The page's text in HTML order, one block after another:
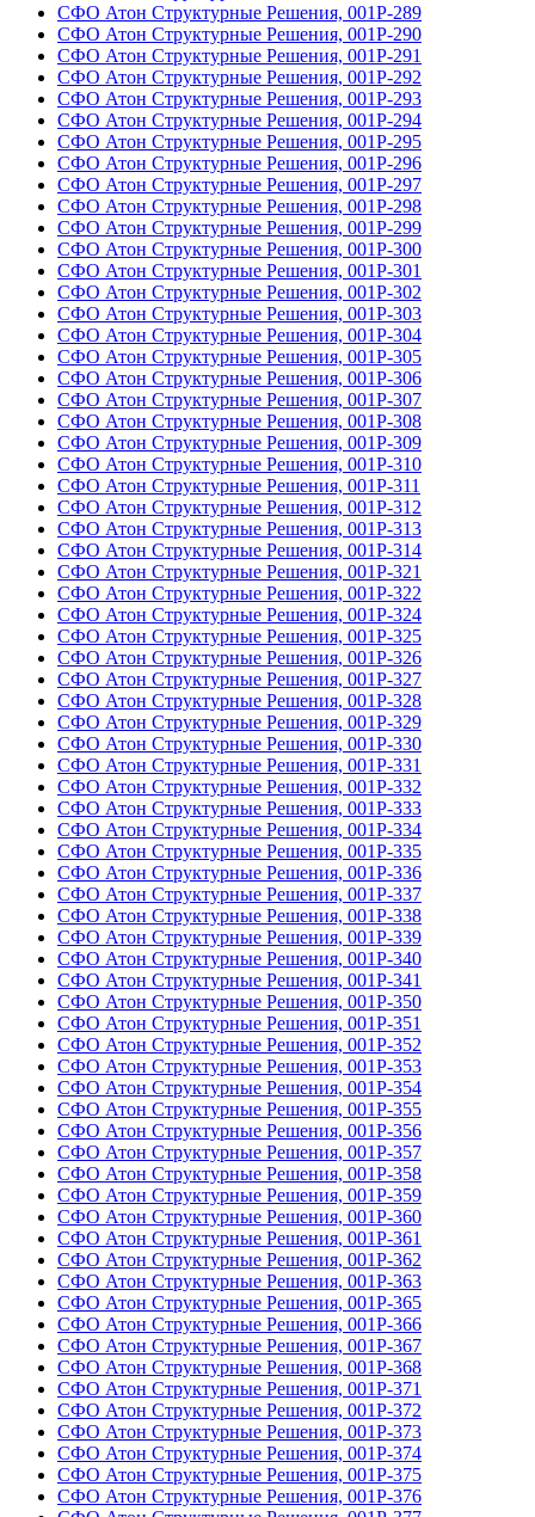
СФО Атон Структурные Решения, 001Р-289
СФО Атон Структурные Решения, 001Р-290
СФО Атон Структурные Решения, 001Р-291
СФО Атон Структурные Решения, 001Р-292
СФО Атон Структурные Решения, 001Р-293
СФО Атон Структурные Решения, 001Р-294
СФО Атон Структурные Решения, 001Р-295
СФО Атон Структурные Решения, 001Р-296
СФО Атон Структурные Решения, 001Р-297
СФО Атон Структурные Решения, 001Р-298
СФО Атон Структурные Решения, 001Р-299
СФО Атон Структурные Решения, 001Р-300
СФО Атон Структурные Решения, 001Р-301
СФО Атон Структурные Решения, 001Р-302
СФО Атон Структурные Решения, 001Р-303
СФО Атон Структурные Решения, 001Р-304
СФО Атон Структурные Решения, 001Р-305
СФО Атон Структурные Решения, 001Р-306
СФО Атон Структурные Решения, 001Р-307
СФО Атон Структурные Решения, 001Р-308
СФО Атон Структурные Решения, 001Р-309
СФО Атон Структурные Решения, 001Р-310
СФО Атон Структурные Решения, 001Р-311
СФО Атон Структурные Решения, 001Р-312
СФО Атон Структурные Решения, 001Р-313
СФО Атон Структурные Решения, 001Р-314
СФО Атон Структурные Решения, 001Р-321
СФО Атон Структурные Решения, 001Р-322
СФО Атон Структурные Решения, 001Р-324
СФО Атон Структурные Решения, 001Р-325
СФО Атон Структурные Решения, 001Р-326
СФО Атон Структурные Решения, 001Р-327
СФО Атон Структурные Решения, 001Р-328
СФО Атон Структурные Решения, 001Р-329
СФО Атон Структурные Решения, 001Р-330
СФО Атон Структурные Решения, 001Р-331
СФО Атон Структурные Решения, 001Р-332
СФО Атон Структурные Решения, 001Р-333
СФО Атон Структурные Решения, 001Р-334
СФО Атон Структурные Решения, 001Р-335
СФО Атон Структурные Решения, 001Р-336
СФО Атон Структурные Решения, 001Р-337
СФО Атон Структурные Решения, 001Р-338
СФО Атон Структурные Решения, 001Р-339
СФО Атон Структурные Решения, 001Р-340
СФО Атон Структурные Решения, 001Р-341
СФО Атон Структурные Решения, 001Р-350
СФО Атон Структурные Решения, 001Р-351
СФО Атон Структурные Решения, 001Р-352
СФО Атон Структурные Решения, 001Р-353
СФО Атон Структурные Решения, 001Р-354
СФО Атон Структурные Решения, 001Р-355
СФО Атон Структурные Решения, 001Р-356
СФО Атон Структурные Решения, 001Р-357
СФО Атон Структурные Решения, 001Р-358
СФО Атон Структурные Решения, 001Р-359
СФО Атон Структурные Решения, 001Р-360
СФО Атон Структурные Решения, 001Р-361
СФО Атон Структурные Решения, 001Р-362
СФО Атон Структурные Решения, 001Р-363
СФО Атон Структурные Решения, 001Р-365
СФО Атон Структурные Решения, 001Р-366
СФО Атон Структурные Решения, 001Р-367
СФО Атон Структурные Решения, 001Р-368
СФО Атон Структурные Решения, 001Р-371
СФО Атон Структурные Решения, 001Р-372
СФО Атон Структурные Решения, 001Р-373
СФО Атон Структурные Решения, 001Р-374
СФО Атон Структурные Решения, 001Р-375
СФО Атон Структурные Решения, 001Р-376